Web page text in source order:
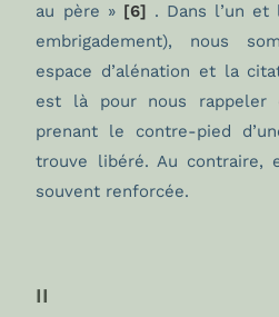
au père » [6] . Dans l’un et
embrigadement), nous
espace d’alénation et la
est là pour nous rappeler
prenant le contre-pied
trouve libéré. Au contraire,
souvent renforcée.
II